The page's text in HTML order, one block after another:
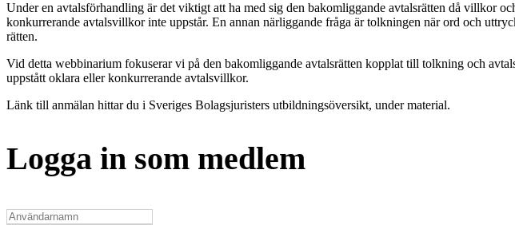
Under en avtalsförhandling är det viktigt att ha med sig den bakomliggande avtalsrätten då villkor
konkurrerande avtalsvillkor inte uppstår. En annan närliggande fråga är tolkningen när ord och
rätten.
Vid detta webbinarium fokuserar vi på den bakomliggande avtalsrätten kopplat till tolkning och
uppstått oklara eller konkurrerande avtalsvillkor.
Länk till anmälan hittar du i Sveriges Bolagsjuristers utbildningsöversikt, under material.
Logga in som medlem